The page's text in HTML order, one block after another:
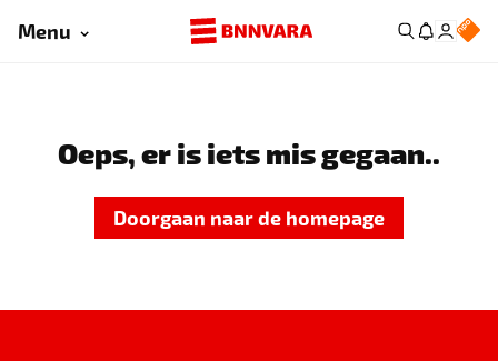
Menu
Oeps, er is iets mis gegaan..
Doorgaan naar de homepage